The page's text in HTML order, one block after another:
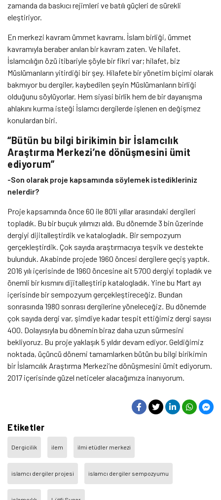
zamanda da baskıcı rejimleri ve batılı güçleri de sürekli
eleştiriyor.
En merkezi kavram ümmet kavramı. İslam birliği, ümmet
kavramıyla beraber anılan bir kavram zaten. Ve hilafet.
İslamcılığın özü itibariyle şöyle bir fikri var; hilafet, biz
Müslümanların yitirdiği bir şey. Hilafete bir yönetim biçimi olarak
bakmıyor bu dergiler, kaybedilen şeyin Müslümanların birliği
olduğunu söylüyorlar. Hem siyasi birlik hem de bir dayanışma
ahlakını kurma isteği İslamcı dergilerde işlenen en değişmez
konulardan biri.
“Bütün bu bilgi birikimin bir İslamcılık
Araştırma Merkezi’ne dönüşmesini ümit
ediyorum”
-Son olarak proje kapsamında söylemek istedikleriniz
nelerdir?
Proje kapsamında önce 60 ile 80’li yıllar arasındaki dergileri
topladık. Bu bir buçuk yılımızı aldı. Bu dönemde 3 bin üzerinde
dergiyi dijitalleştirdik ve katalogladık. Bir sempozyum
gerçekleştirdik. Çok sayıda araştırmacıya teşvik ve destekte
bulunduk. Akabinde projede 1960 öncesi dergilere geçiş yaptık.
2016 yılı içerisinde de 1960 öncesine ait 5700 dergiyi topladık ve
önemli bir kısmını dijitalleştirip katalogladık. Yine bu Mart ayı
içerisinde bir sempozyum gerçekleştireceğiz. Bundan
sonrasında 1980 sonrası dergilerine yöneleceğiz. Bu dönemde
çok sayıda dergi var, şimdiye kadar tespit ettiğimiz dergi sayısı
400. Dolayısıyla bu dönemin biraz daha uzun sürmesini
bekliyoruz. Bu proje yaklaşık 5 yıldır devam ediyor. Geldiğimiz
noktada, üçüncü dönemi tamamlarken bütün bu bilgi birikimin
bir İslamcılık Araştırma Merkezi’ne dönüşmesini ümit ediyorum.
2017 içerisinde güzel neticeler alacağımıza inanıyorum.
Etiketler
Dergicilik ilem ilmi etüdler merkezi
islamcı dergiler projesi islamcı dergiler sempozyumu